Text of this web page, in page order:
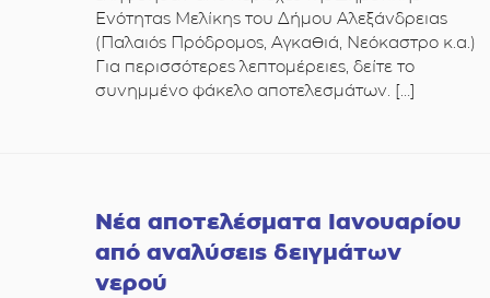
Ενότητας Μελίκης του Δήμου Αλεξάνδρειας
(Παλαιός Πρόδρομος, Αγκαθιά, Νεόκαστρο κ.α.)
Για περισσότερες λεπτομέρειες, δείτε το
συνημμένο φάκελο αποτελεσμάτων. […]
Νέα αποτελέσματα Ιανουαρίου
από αναλύσεις δειγμάτων
νερού